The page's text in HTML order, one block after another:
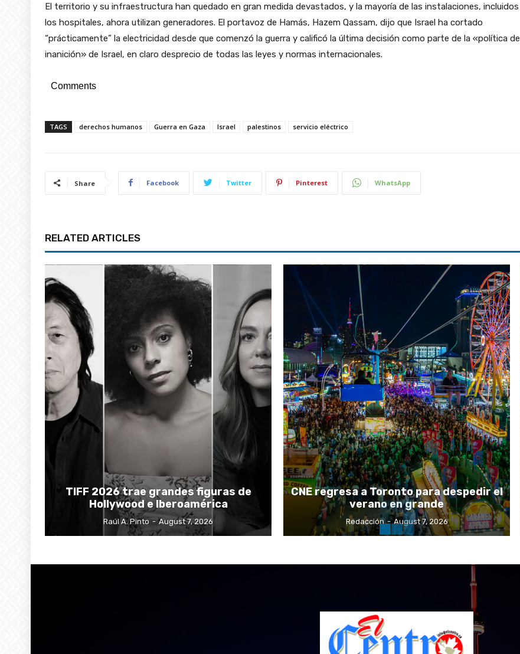
El territorio y su infraestructura han quedado en gran medida devastados, y la mayoría de las instalaciones, incluidos
los hospitales, ahora utilizan generadores. El portavoz de Hamás, Hazem Qassam, dijo que Israel ha cortado
“prácticamente” la electricidad desde que comenzó la guerra y calificó la última decisión como parte de la «política de
inanición» de Israel, en claro desprecio de todas las leyes y normas internacionales.
Comments
TAGS derechos humanos Guerra en Gaza Israel palestinos servicio eléctrico
Share Facebook Twitter Pinterest WhatsApp
RELATED ARTICLES
TIFF 2026 trae grandes figuras de
Hollywood e Iberoamérica
Raúl A. Pinto - August 7, 2026
CNE regresa a Toronto para despedir el
verano en grande
Redacción - August 7, 2026